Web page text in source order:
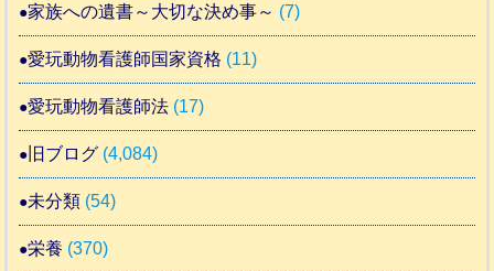
家族への遺書～大切な決め事～ (7)
愛玩動物看護師国家資格 (11)
愛玩動物看護師法 (17)
旧ブログ (4,084)
未分類 (54)
栄養 (370)